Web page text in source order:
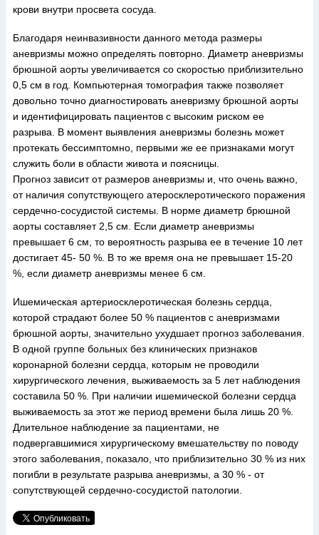
крови внутри просвета сосуда.
Благодаря неинвазивности данного метода размеры
аневризмы можно определять повторно. Диаметр аневризмы
брюшной аорты увеличивается со скоростью приблизительно
0,5 см в год. Компьютерная томография также позволяет
довольно точно диагностировать аневризму брюшной аорты
и идентифицировать пациентов с высоким риском ее
разрыва. В момент выявления аневризмы болезнь может
протекать бессимптомно, первыми же ее признаками могут
служить боли в области живота и поясницы.
Прогноз зависит от размеров аневризмы и, что очень важно,
от наличия сопутствующего атеросклеротического поражения
сердечно-сосудистой системы. В норме диаметр брюшной
аорты составляет 2,5 см. Если диаметр аневризмы
превышает 6 см, то вероятность разрыва ее в течение 10 лет
достигает 45- 50 %. В то же время она не превышает 15-20
%, если диаметр аневризмы менее 6 см.
Ишемическая артериосклеротическая болезнь сердца,
которой страдают более 50 % пациентов с аневризмами
брюшной аорты, значительно ухудшает прогноз заболевания.
В одной группе больных без клинических признаков
коронарной болезни сердца, которым не проводили
хирургического лечения, выживаемость за 5 лет наблюдения
составила 50 %. При наличии ишемической болезни сердца
выживаемость за этот же период времени была лишь 20 %.
Длительное наблюдение за пациентами, не
подвергавшимися хирургическому вмешательству по поводу
этого заболевания, показало, что приблизительно 30 % из них
погибли в результате разрыва аневризмы, а 30 % - от
сопутствующей сердечно-сосудистой патологии.